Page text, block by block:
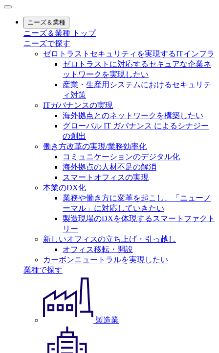
ニーズ＆業種
ニーズ＆業種 トップ
ニーズで探す
ゼロトラストセキュリティを実現するITインフラ
ゼロトラストに対応するセキュアな企業ネ
ットワークを実現したい
産業・生産用システムにおけるセキュリテ
ィ対策
ITガバナンスの実現
海外拠点とのネットワークを構築したい
グローバル IT ガバナンス によるシナジー
の創出
働き方改革の実現/業務効率化
コミュニケーションのデジタル化
海外拠点の人材不足の解消
スマートオフィスの実現
本業のDX化
業務や働き方に変革を起こし、「ニューノ
ーマル」に対応していきたい
製造現場のDXを体現するスマートファクト
リー
新しいオフィスの立ち上げ・引っ越し
オフィス移転・開設
カーボンニュートラルを実現したい
業種で探す
製造業